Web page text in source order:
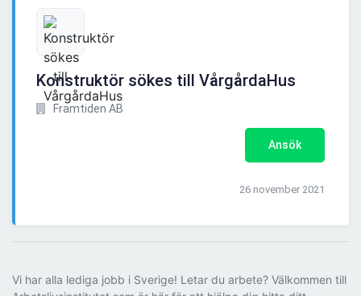
Konstruktör sökes till VårgårdaHus
Framtiden AB
Ansök
26 november 2021
Vi har alla lediga jobb i Sverige! Letar du arbete? Välkommen till